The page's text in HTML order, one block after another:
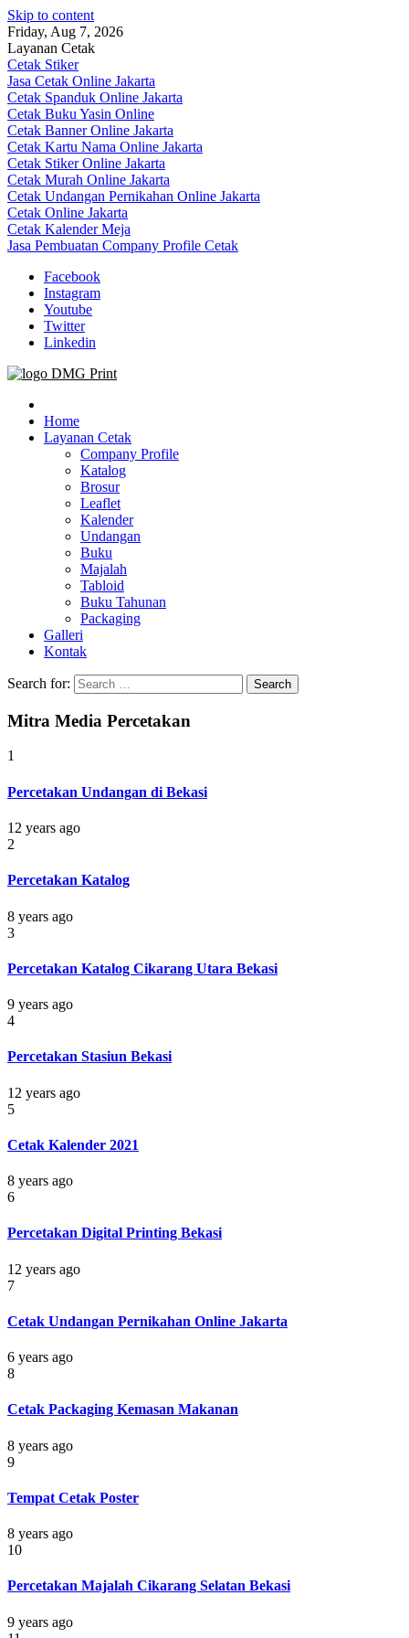
Skip to content
Friday, Aug 7, 2026
Layanan Cetak
Cetak Stiker
Jasa Cetak Online Jakarta
Cetak Spanduk Online Jakarta
Cetak Buku Yasin Online
Cetak Banner Online Jakarta
Cetak Kartu Nama Online Jakarta
Cetak Stiker Online Jakarta
Cetak Murah Online Jakarta
Cetak Undangan Pernikahan Online Jakarta
Cetak Online Jakarta
Cetak Kalender Meja
Jasa Pembuatan Company Profile Cetak
Facebook
Instagram
Youtube
Twitter
Linkedin
Jasa Cetak Online DMG Printing
Home
Layanan Cetak
Company Profile
Katalog
Brosur
Leaflet
Kalender
Undangan
Buku
Majalah
Tabloid
Buku Tahunan
Packaging
Galleri
Kontak
Search for:
Mitra Media Percetakan
1
Percetakan Undangan di Bekasi
12 years ago
2
Percetakan Katalog
8 years ago
3
Percetakan Katalog Cikarang Utara Bekasi
9 years ago
4
Percetakan Stasiun Bekasi
12 years ago
5
Cetak Kalender 2021
8 years ago
6
Percetakan Digital Printing Bekasi
12 years ago
7
Cetak Undangan Pernikahan Online Jakarta
6 years ago
8
Cetak Packaging Kemasan Makanan
8 years ago
9
Tempat Cetak Poster
8 years ago
10
Percetakan Majalah Cikarang Selatan Bekasi
9 years ago